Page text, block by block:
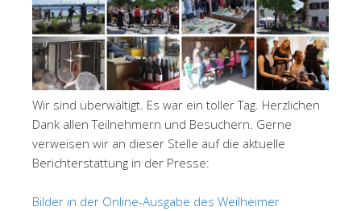
Wir sind überwältigt. Es war ein toller Tag. Herzlichen
Dank allen Teilnehmern und Besuchern. Gerne
verweisen wir an dieser Stelle auf die aktuelle
Berichterstattung in der Presse:
Bilder in der Online-Ausgabe des Weilheimer